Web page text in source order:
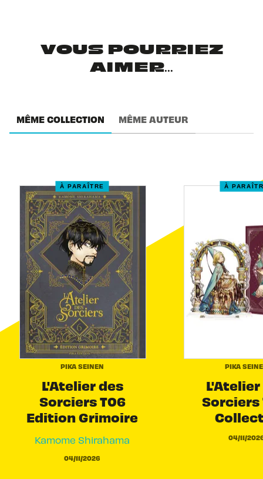
VOUS POURRIEZ
AIMER...
MÊME COLLECTION MÊME AUTEUR
À PARAÎTRE
PIKA SEINEN
L'Atelier des
Sorciers T06
Edition Grimoire
Kamome Shirahama
04/11/2026
À
PIKA
L'Atelier
Sorciers
04/11/